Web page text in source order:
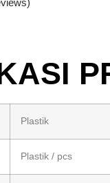
Plastik
Plastik / pcs